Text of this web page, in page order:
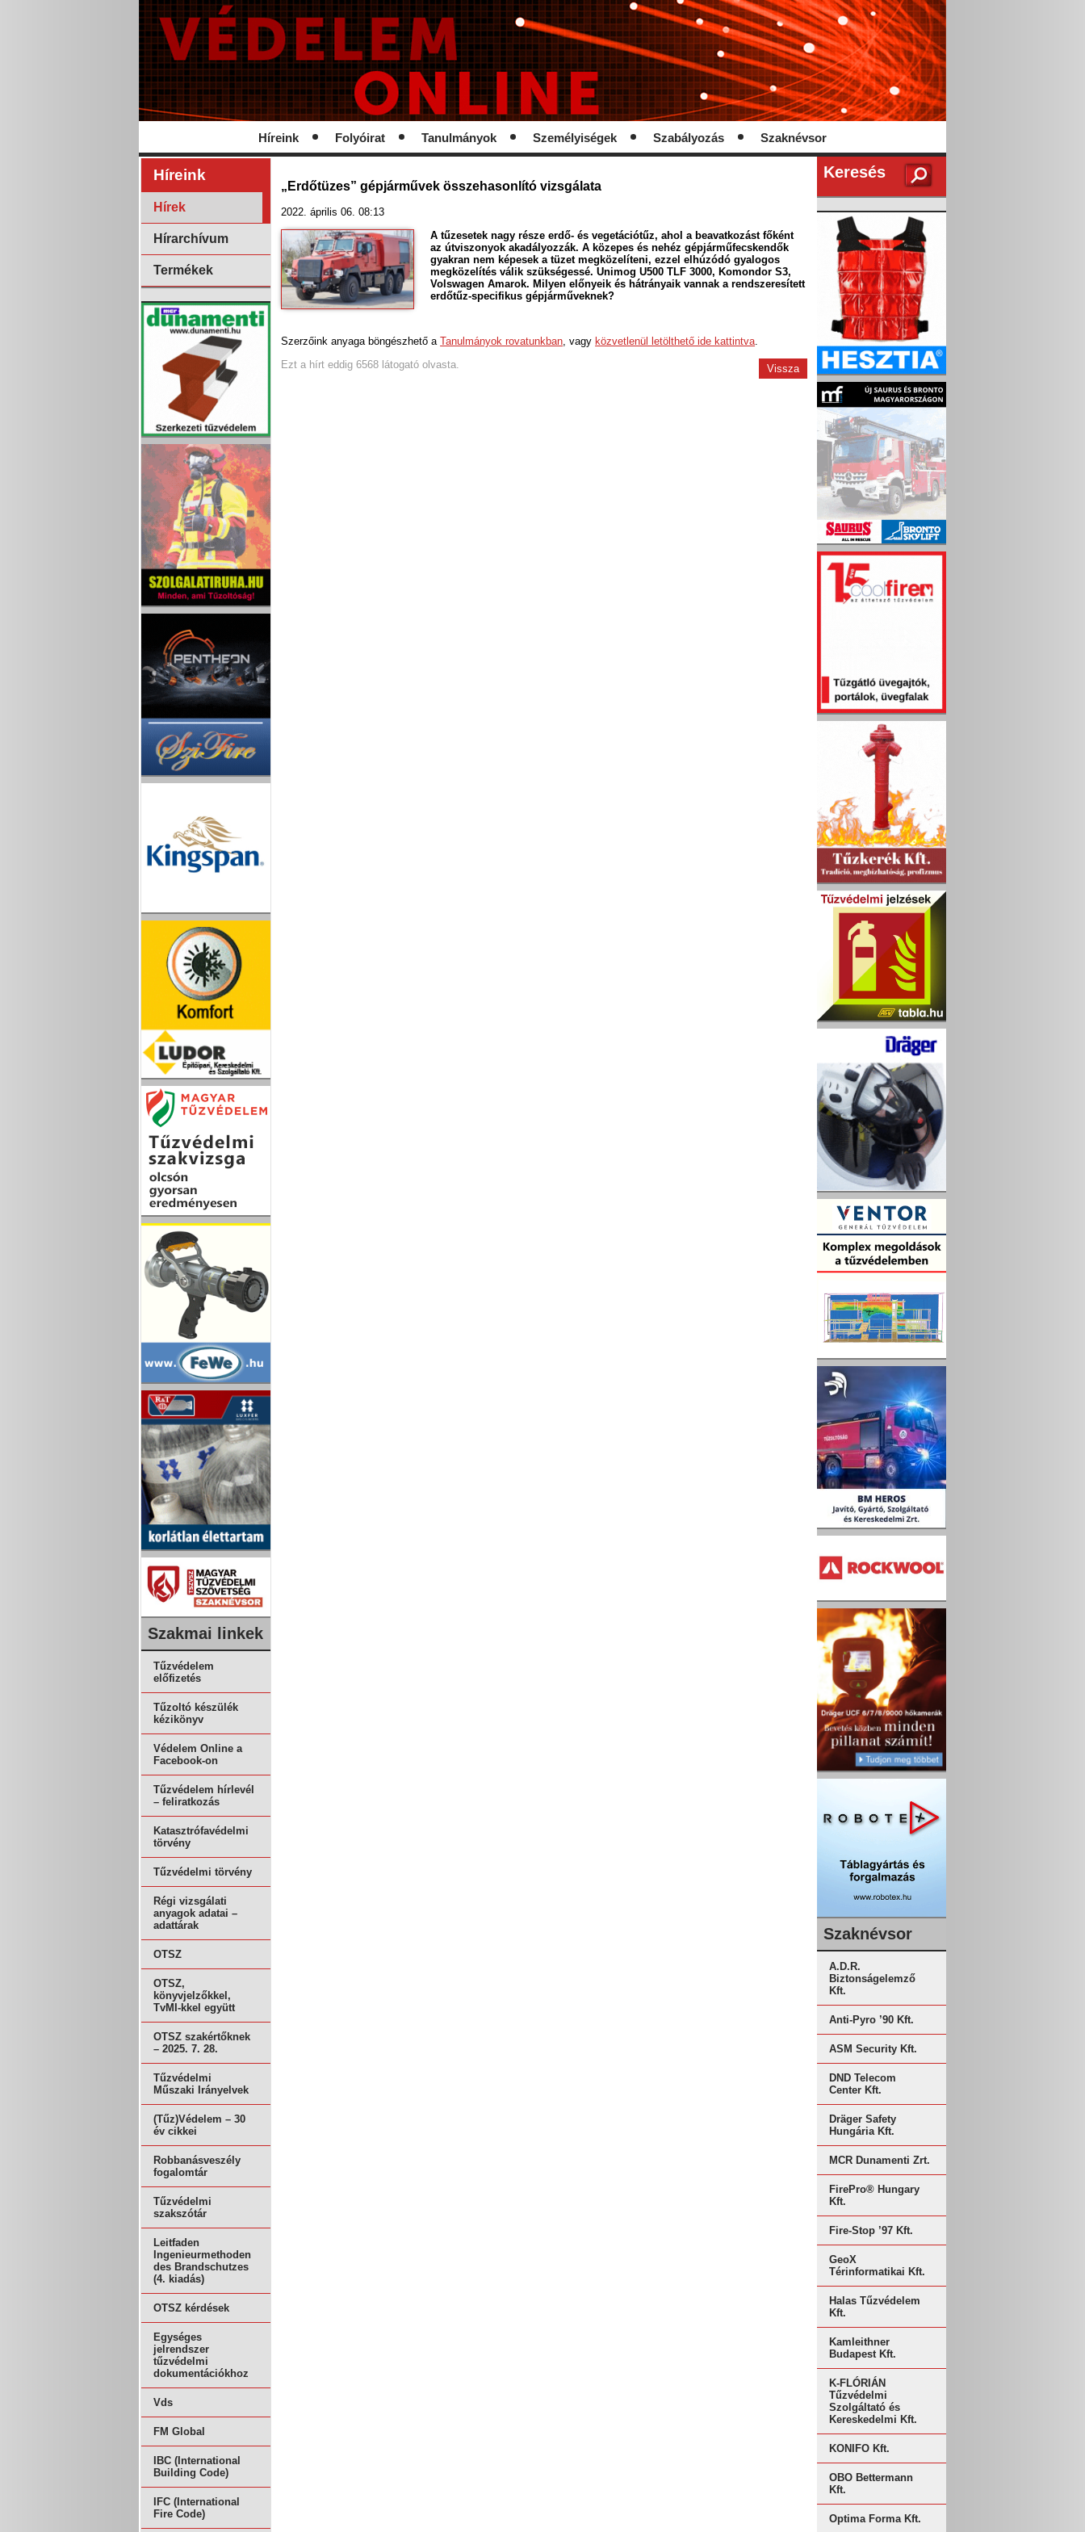
Híreink Folyóirat Tanulmányok Személyiségek Szabályozás Szaknévsor
Híreink
Hírek
Hírarchívum
Termékek
Szakmai linkek
Tűzvédelem
előfizetés
Tűzoltó készülék
kézikönyv
Védelem Online a
Facebook-on
Tűzvédelem hírlevél
– feliratkozás
Katasztrófavédelmi
törvény
Tűzvédelmi törvény
Régi vizsgálati
anyagok adatai –
adattárak
OTSZ
OTSZ,
könyvjelzőkkel,
TvMI-kkel együtt
OTSZ szakértőknek
– 2025. 7. 28.
Tűzvédelmi
Műszaki Irányelvek
(Tűz)Védelem – 30
év cikkei
Robbanásveszély
fogalomtár
Tűzvédelmi
szakszótár
Leitfaden
Ingenieurmethoden
des Brandschutzes
(4. kiadás)
OTSZ kérdések
Egységes
jelrendszer
tűzvédelmi
dokumentációkhoz
Vds
FM Global
IBC (International
Building Code)
IFC (International
Fire Code)
„Erdőtüzes” gépjárművek összehasonlító vizsgálata
2022. április 06. 08:13
A tűzesetek nagy része erdő- és vegetációtűz, ahol a beavatkozást főként
az útviszonyok akadályozzák. A közepes és nehéz gépjárműfecskendők
gyakran nem képesek a tüzet megközelíteni, ezzel elhúzódó gyalogos
megközelítés válik szükségessé. Unimog U500 TLF 3000, Komondor S3,
Volswagen Amarok. Milyen előnyeik és hátrányaik vannak a rendszeresített
erdőtűz-specifikus gépjárműveknek?
Szerzőink anyaga böngészhető aTanulmányok rovatunkban, vagy közvetlenül letölthető ide kattintva.
Vissza
Ezt a hírt eddig 6568 látogató olvasta.
Keresés
Szaknévsor
A.D.R.
Biztonságelemző
Kft.
Anti-Pyro ’90 Kft.
ASM Security Kft.
DND Telecom
Center Kft.
Dräger Safety
Hungária Kft.
MCR Dunamenti Zrt.
FirePro® Hungary
Kft.
Fire-Stop ’97 Kft.
GeoX
Térinformatikai Kft.
Halas Tűzvédelem
Kft.
Kamleithner
Budapest Kft.
K-FLÓRIÁN
Tűzvédelmi
Szolgáltató és
Kereskedelmi Kft.
KONIFO Kft.
OBO Bettermann
Kft.
Optima Forma Kft.